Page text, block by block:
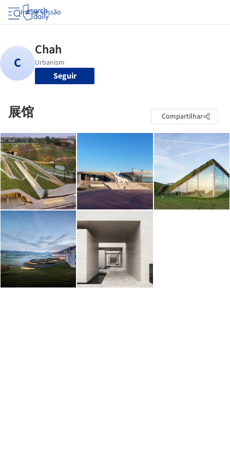
Iniciar sessão
Seguir
展馆 Compartilhar